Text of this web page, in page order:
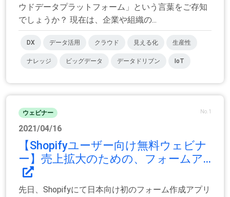
ウドデータプラットフォーム」という言葉をご存知
でしょうか？ 現在は、企業や組織の...
DX データ活用 クラウド 見える化 生産性
ナレッジ ビッグデータ データドリブン IoT
ウェビナー No.1
2021/04/16
【Shopifyユーザー向け無料ウェビナ
ー】売上拡大のための、フォームア...
先日、Shopifyにて日本向け初のフォーム作成アプリ